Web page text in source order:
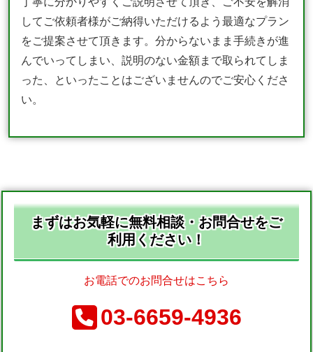
してご依頼者様がご納得いただけるよう最適なプラン
をご提案させて頂きます。分からないまま手続きが進
んでいってしまい、説明のない金額まで取られてしま
った、といったことはございませんのでご安心くださ
い。
まずはお気軽に無料相談・お問合せをご
利用ください！
お電話でのお問合せはこちら
03-6659-4936